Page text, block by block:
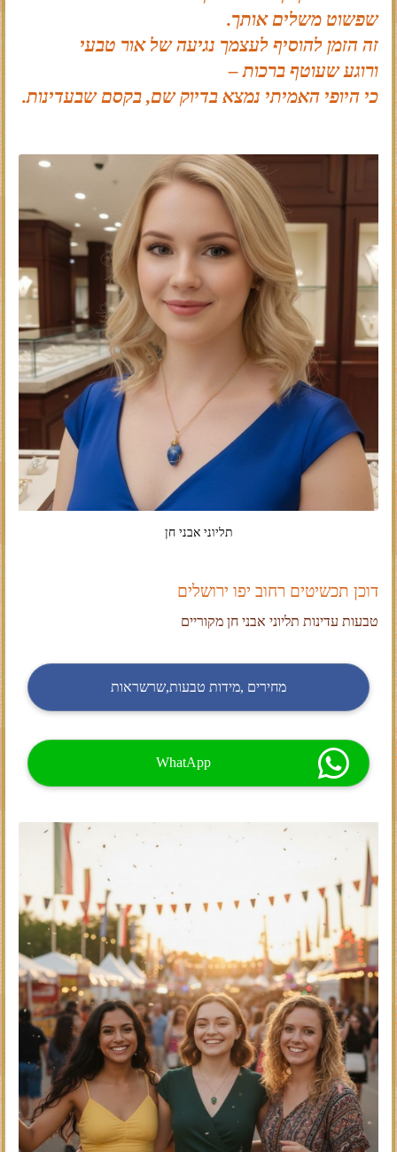
שפשוט משלים אותך.
זה הזמן להוסיף לעצמך נגיעה של אור טבעי
ורוגע שעוטף ברכות –
כי היופי האמיתי נמצא בדיוק שם, בקסם שבעדינות.
תליוני אבני חן
דוכן תכשיטים רחוב יפו ירושלים
טבעות עדינות תליוני אבני חן מקוריים
מחירים ,מידות טבעות,שרשראות
WhatApp